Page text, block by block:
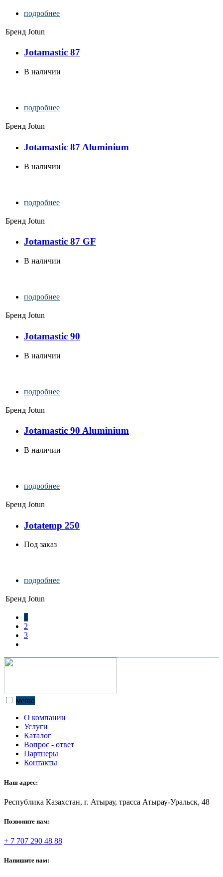
подробнее
Бренд Jotun
Jotamastic 87
В наличии
подробнее
Бренд Jotun
Jotamastic 87 Aluminium
В наличии
подробнее
Бренд Jotun
Jotamastic 87 GF
В наличии
подробнее
Бренд Jotun
Jotamastic 90
В наличии
подробнее
Бренд Jotun
Jotamastic 90 Aluminium
В наличии
подробнее
Бренд Jotun
Jotatemp 250
Под заказ
подробнее
Бренд Jotun
1
2
3
меню
О компании
Услуги
Каталог
Вопрос - ответ
Партнеры
Контакты
Наш адрес:
Республика Казахстан, г. Атырау, трасса Атырау-Уральск, 48
Позвоните нам:
+ 7 707 290 48 88
Напишите нам: